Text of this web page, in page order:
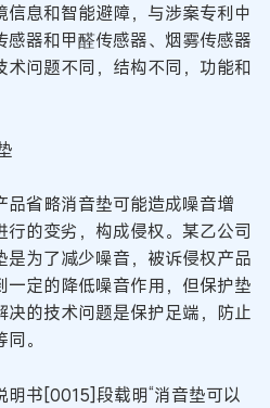
息和智能避障，与涉案专利中
器和甲醛传感器、烟雾传感器
问题不同，结构不同，功能和
省略消音垫可能造成噪音增
的变劣，构成侵权。某乙公司
为了减少噪音，被诉侵权产品
一定的降低噪音作用，但保护垫
的技术问题是保护足端，防止
。
明书[0015]段载明“消音垫可以